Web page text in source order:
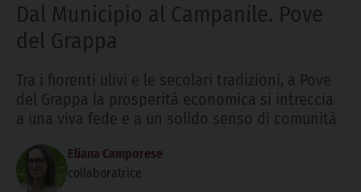
Dal Municipio al Campanile. Pove
del Grappa
Tra i fiorenti ulivi e le secolari tradizioni, a Pove
del Grappa la prosperità economica si intreccia
a una viva fede e a un solido senso di comunità
Eliana Camporese
collaboratrice